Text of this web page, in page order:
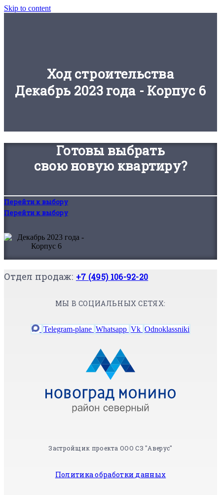
Skip to content
Ход строительства
Декабрь 2023 года - Корпус 6
Готовы выбрать
свою новую квартиру?
Перейти к выбору
Перейти к выбору
Отдел продаж: +7 (495) 106-92-20
МЫ В СОЦИАЛЬНЫХ СЕТЯХ:
Telegram-plane Whatsapp Vk Odnoklassniki
Застройщик проекта ООО СЗ "Аверус"
Политика обработки данных